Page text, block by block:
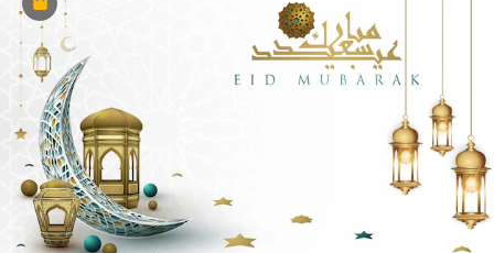
Премиум